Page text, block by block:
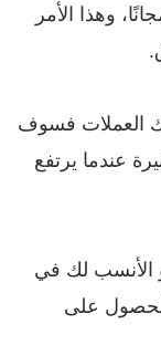
وهذا الأمر
العملات فسوف
عندما يرتفع
و الأنسب لك في
على